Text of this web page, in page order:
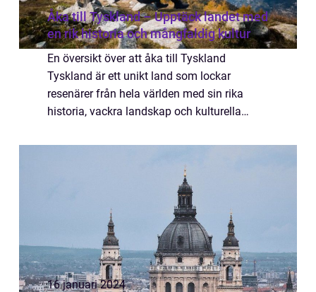
Åka till Tyskland – Upptäck landet med
en rik historia och mångfaldig kultur
En översikt över att åka till Tyskland
Tyskland är ett unikt land som lockar
resenärer från hela världen med sin rika
historia, vackra landskap och kulturella
stora städer, pittoreska byar, vacker natur,
16 januari 2024